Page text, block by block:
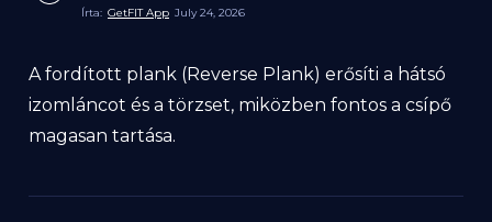
Írta: GetFIT App July 24, 2026
A fordított plank (Reverse Plank) erősíti a hátsó
izomláncot és a törzset, miközben fontos a csípő
magasan tartása.